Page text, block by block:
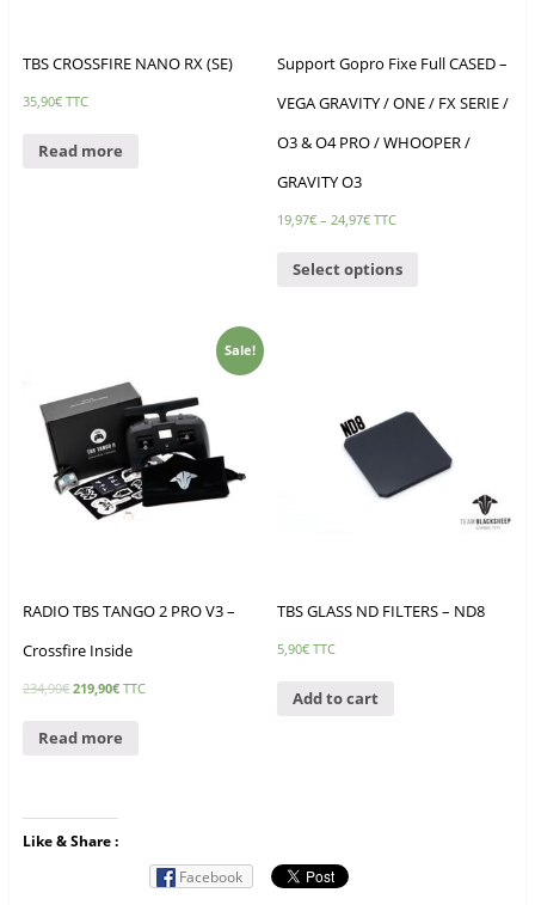
TBS CROSSFIRE NANO RX (SE)
35,90€ TTC
Read more
Support Gopro Fixe Full CASED –
VEGA GRAVITY / ONE / FX SERIE /
O3 & O4 PRO / WHOOPER /
GRAVITY O3
19,97€ –24,97€ TTC
Select options
Sale!
RADIO TBS TANGO 2 PRO V3 –
Crossfire Inside
234,90€ 219,90€ TTC
Read more
TBS GLASS ND FILTERS – ND8
5,90€ TTC
Add to cart
Like & Share :
Facebook